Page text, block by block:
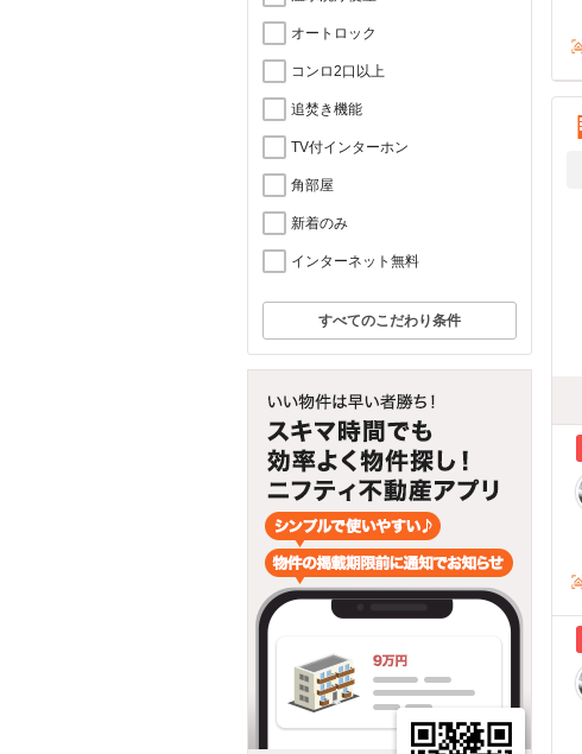
オートロック
コンロ2口以上
追焚き機能
TV付インターホン
角部屋
新着のみ
インターネット無料
すべてのこだわり条件